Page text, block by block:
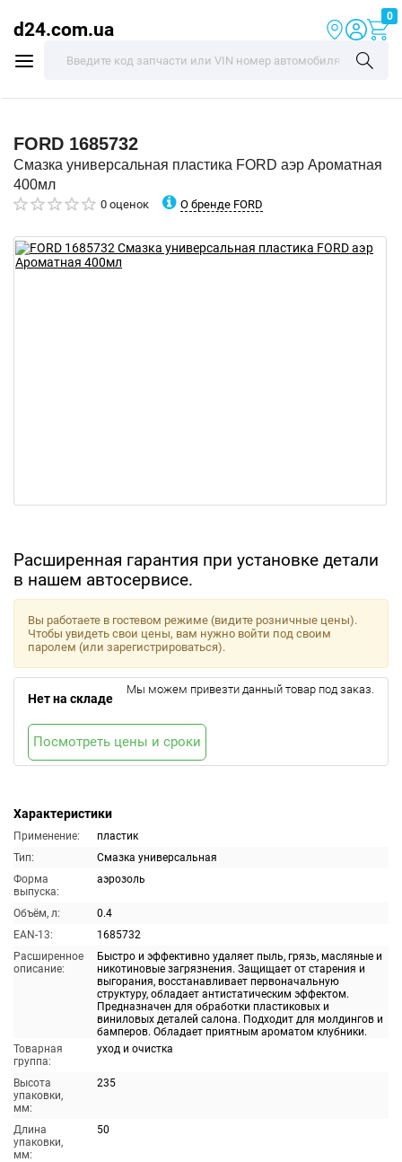
d24.com.ua
0
FORD 1685732
Смазка универсальная пластика FORD аэр Ароматная
400мл
0 оценок О бренде FORD
Расширенная гарантия при установке детали
в нашем автосервисе.
Характеристики
Применение:
пластик
Тип:
Смазка универсальная
Форма
выпуска:
аэрозоль
Объём, л:
0.4
EAN-13:
1685732
Расширенное
описание:
Быстро и эффективно удаляет пыль, грязь, масляные и
никотиновые загрязнения. Защищает от старения и
выгорания, восстанавливает первоначальную
структуру, обладает антистатическим эффектом.
Предназначен для обработки пластиковых и
виниловых деталей салона. Подходит для молдингов и
бамперов. Обладает приятным ароматом клубники.
Товарная
группа:
уход и очистка
Высота
упаковки,
мм:
235
Длина
упаковки,
мм:
50
Вы работаете в гостевом режиме (видите розничные цены).
Чтобы увидеть свои цены, вам нужно войти под своим
паролем (или зарегистрироваться).
Нет на складе
Мы можем привезти данный товар под заказ.
Посмотреть цены и сроки